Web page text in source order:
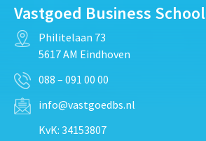
Vastgoed Business School
Philitelaan 73
5617 AM Eindhoven
088 – 091 00 00
info@vastgoedbs.nl
KvK: 34153807